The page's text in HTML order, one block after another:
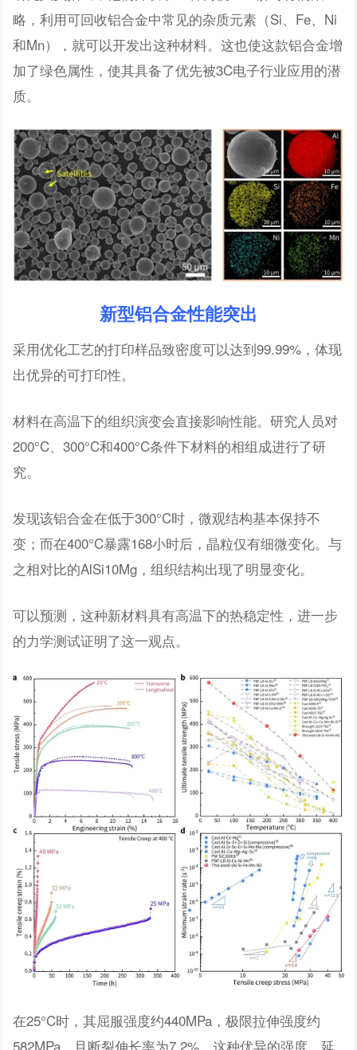
略，利用可回收铝合金中常见的杂质元素（Si、Fe、Ni
和Mn），就可以开发出这种材料。这也使这款铝合金增
加了绿色属性，使其具备了优先被3C电子行业应用的潜
质。
新型铝合金性能突出
采用优化工艺的打印样品致密度可以达到99.99%，体现
出优异的可打印性。
材料在高温下的组织演变会直接影响性能。研究人员对
200°C、300°C和400°C条件下材料的相组成进行了研
究。
发现该铝合金在低于300°C时，微观结构基本保持不
变；而在400°C暴露168小时后，晶粒仅有细微变化。与
之相对比的AlSi10Mg，组织结构出现了明显变化。
可以预测，这种新材料具有高温下的热稳定性，进一步
的力学测试证明了这一观点。
在25°C时，其屈服强度约440MPa，极限拉伸强度约
582MPa，且断裂伸长率为7.2%。这种优异的强度、延